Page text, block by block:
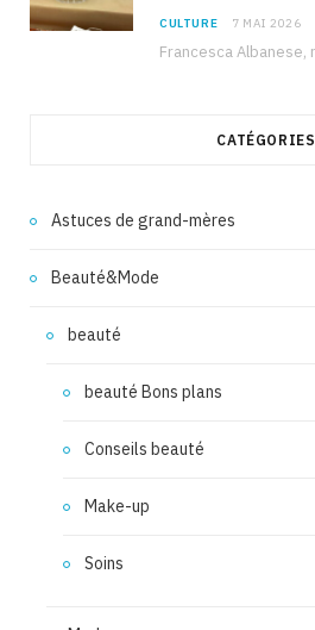
CULTURE 7 MAI 2026
CATÉGORIES
Astuces de grand-mères
Beauté&Mode
beauté
beauté Bons plans
Conseils beauté
Make-up
Soins